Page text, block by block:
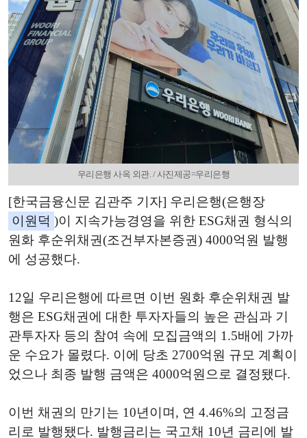
우리은행 사옥 외관. / 사진제공=우리은행
[한국금융신문 김관주 기자] 우리은행(은행장
이원덕 )이 지속가능경영을 위한 ESG채권 형식의
원화 후순위채권(조건부자본증권) 4000억원 발행
에 성공했다.
12일 우리은행에 따르면 이번 원화 후순위채권 발
행은 ESG채권에 대한 투자자들의 높은 관심과 기
관투자자 등의 참여 속에 모집금액의 1.5배에 가까
운 수요가 몰렸다. 이에 당초 2700억원 규모 계획이
었으나 최종 발행 금액은 4000억원으로 결정됐다.
이번 채권의 만기는 10년이며, 연 4.46%의 고정금
리로 발행됐다. 발행금리는 국고채 10년 금리에 발